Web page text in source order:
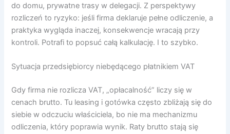
do domu, prywatne trasy w delegacji. Z perspektywy
rozliczeń to ryzyko: jeśli firma deklaruje pełne odliczenie, a
praktyka wygląda inaczej, konsekwencje wracają przy
kontroli. Potrafi to popsuć całą kalkulację. I to szybko.
Sytuacja przedsiębiorcy niebędącego płatnikiem VAT
Gdy firma nie rozlicza VAT, „opłacalność” liczy się w
cenach brutto. Tu leasing i gotówka często zbliżają się do
siebie w odczuciu właściciela, bo nie ma mechanizmu
odliczenia, który poprawia wynik. Raty brutto stają się